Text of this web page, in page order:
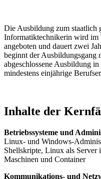
Die Ausbildung zum staatlich
Informatiktechnikerin wird im
angeboten und dauert zwei
beginnt der Ausbildungsgang
abgeschlossene Ausbildung
mindestens einjährige
Inhalte der
Betriebssysteme und
Linux- und Windows-
Shellskripte, Linux als
Maschinen und Container
Kommunikations- und